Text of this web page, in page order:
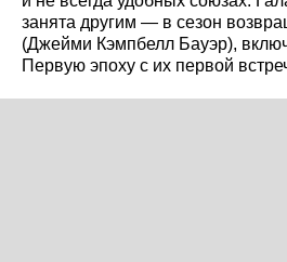
занята другим — в сезон
(Джейми Кэмпбелл Бауэр),
Первую эпоху с их первой